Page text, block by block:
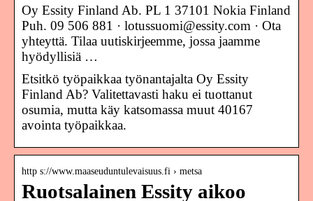
Oy Essity Finland Ab. PL 1 37101 Nokia Finland
Puh. 09 506 881 · lotussuomi@essity.com · Ota
yhteyttä. Tilaa uutiskirjeemme, jossa jaamme
hyödyllisiä …
Etsitkö työpaikkaa työnantajalta Oy Essity
Finland Ab? Valitettavasti haku ei tuottanut
osumia, mutta käy katsomassa muut 40167
avointa työpaikkaa.
http s://www.maaseuduntulevaisuus.fi › metsa
Ruotsalainen Essity aikoo